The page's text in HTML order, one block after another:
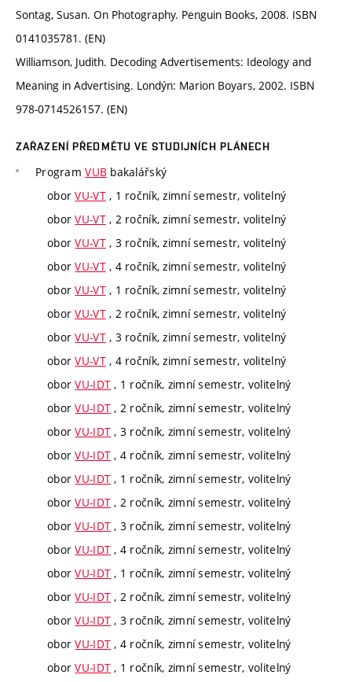
Sontag, Susan. On Photography. Penguin Books, 2008. ISBN
0141035781. (EN)
Williamson, Judith. Decoding Advertisements: Ideology and
Meaning in Advertising. Londýn: Marion Boyars, 2002. ISBN
978-0714526157. (EN)
ZAŘAZENÍ PŘEDMĚTU VE STUDIJNÍCH PLÁNECH
ProgramVUB bakalářský
oborVU-VT, 1 ročník, zimní semestr, volitelný
oborVU-VT, 2 ročník, zimní semestr, volitelný
oborVU-VT, 3 ročník, zimní semestr, volitelný
oborVU-VT, 4 ročník, zimní semestr, volitelný
oborVU-VT, 1 ročník, zimní semestr, volitelný
oborVU-VT, 2 ročník, zimní semestr, volitelný
oborVU-VT, 3 ročník, zimní semestr, volitelný
oborVU-VT, 4 ročník, zimní semestr, volitelný
oborVU-IDT , 1 ročník, zimní semestr, volitelný
oborVU-IDT , 2 ročník, zimní semestr, volitelný
oborVU-IDT , 3 ročník, zimní semestr, volitelný
oborVU-IDT , 4 ročník, zimní semestr, volitelný
oborVU-IDT , 1 ročník, zimní semestr, volitelný
oborVU-IDT , 2 ročník, zimní semestr, volitelný
oborVU-IDT , 3 ročník, zimní semestr, volitelný
oborVU-IDT , 4 ročník, zimní semestr, volitelný
oborVU-IDT , 1 ročník, zimní semestr, volitelný
oborVU-IDT , 2 ročník, zimní semestr, volitelný
oborVU-IDT , 3 ročník, zimní semestr, volitelný
oborVU-IDT , 4 ročník, zimní semestr, volitelný
oborVU-IDT , 1 ročník, zimní semestr, volitelný